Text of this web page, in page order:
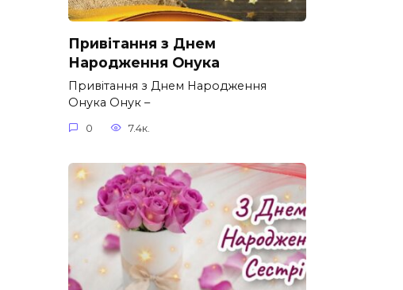
Привітання з Днем
Народження Онука
Привітання з Днем Народження
Онука Онук –
0 7.4к.